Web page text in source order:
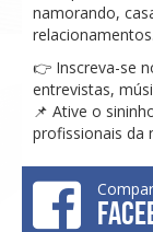
namorando,
relacionamentos.
👉 Inscreva-se
entrevistas,
📌 Ative o
profissionais da